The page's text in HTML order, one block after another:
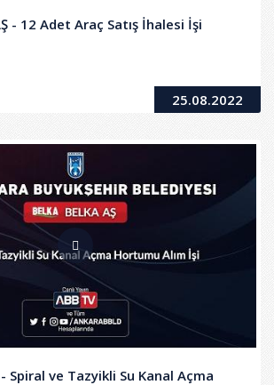
- 12 Adet Araç Satış İhalesi İşi
25.08.2022
- Spiral ve Tazyikli Su Kanal Açma